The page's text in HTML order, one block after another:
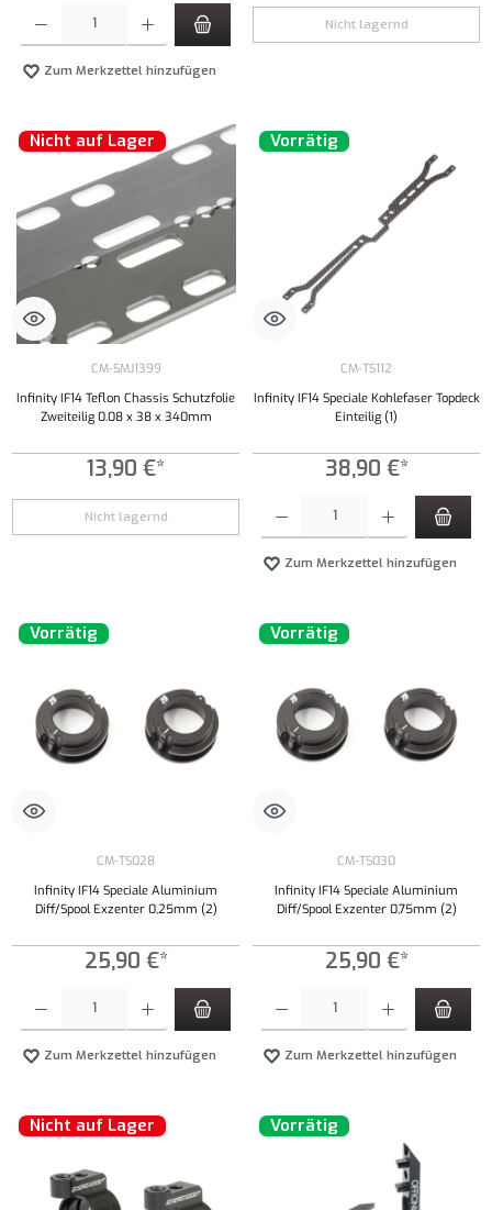
Produkt Anzahl: Gib den gewünschten Wert ein oder benutze die Schaltflächen um die
Zum Merkzettel hinzufügen
Nicht lagernd
Nicht auf Lager
CM-SMJ1399
Infinity IF14 Teflon Chassis Schutzfolie
Zweiteilig 0.08 x 38 x 340mm
13,90 €*
Nicht lagernd
Vorrätig
CM-TS112
Infinity IF14 Speciale Kohlefaser Topdeck
Einteilig (1)
38,90 €*
Zum Merkzettel hinzufügen
Vorrätig
CM-TS028
Infinity IF14 Speciale Aluminium
Diff/Spool Exzenter 0,25mm (2)
25,90 €*
Zum Merkzettel hinzufügen
Vorrätig
CM-TS030
Infinity IF14 Speciale Aluminium
Diff/Spool Exzenter 0,75mm (2)
25,90 €*
Zum Merkzettel hinzufügen
Nicht auf Lager Vorrätig